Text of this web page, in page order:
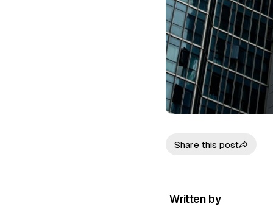
Share this post
Written by